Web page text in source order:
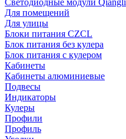
Светодиодные модули Qiangli
Для помещений
Для улицы
Блоки питания CZCL
Блок питания без кулера
Блок питания с кулером
Кабинеты
Кабинеты алюминиевые
Подвесы
Индикаторы
Кулеры
Профили
Профиль